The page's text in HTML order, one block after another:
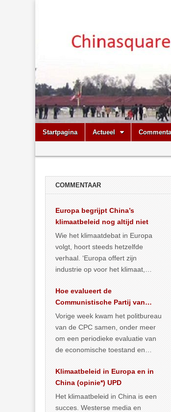
Main
menu
Skip
Startpagina Actueel
menu
COMMENTAAR
Europa begrijpt China’s
klimaatbeleid nog altijd niet
Wie het klimaatdebat in Europa
volgt, hoort steeds hetzelfde
verhaal. ‘Europa offert zijn
industrie op voor het klimaat,
vergroening… >> lees meer
Hoe evalueert de
Communistische Partij van
China de economische
situatie?
Vorige week kwam het politbureau
van de CPC samen, onder meer
om een periodieke evaluatie van
de economische toestand en
publiceerden… >> lees meer
Klimaatbeleid in Europa en in
China (opinie*) UPD
Het klimaatbeleid in China is een
succes. Westerse media en